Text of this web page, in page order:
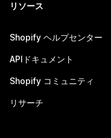
リソース
Shopify ヘルプセンター
APIドキュメント
Shopify コミュニティ
リサーチ